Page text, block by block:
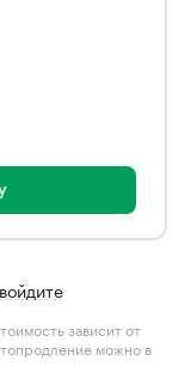
зависит от
можно в